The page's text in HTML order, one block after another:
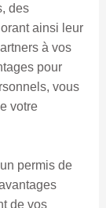
des
ainsi leur
à vos
pour
vous
votre
permis de
de vos